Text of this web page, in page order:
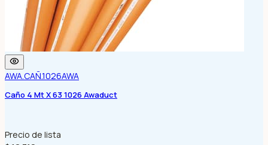
AWA.CAÑ.1026AWA
Caño 4 Mt X 63 1026 Awaduct
Precio de lista